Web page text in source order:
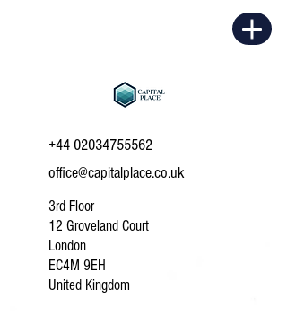
+44 02034755562
office@capitalplace.co.uk
3rd Floor
12 Groveland Court
London
EC4M 9EH
United Kingdom